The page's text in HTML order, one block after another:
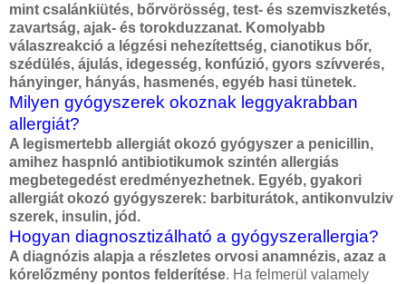
mint csalánkiütés, bőrvörösség, test- és szemviszketés,
zavartság, ajak- és torokduzzanat. Komolyabb
válaszreakció a légzési nehezítettség, cianotikus bőr,
szédülés, ájulás, idegesség, konfúzió, gyors szívverés,
hányinger, hányás, hasmenés, egyéb hasi tünetek.
Milyen gyógyszerek okoznak leggyakrabban
allergiát?
A legismertebb allergiát okozó gyógyszer a penicillin,
amihez haspnló antibiotikumok szintén allergiás
megbetegedést eredményezhetnek. Egyéb, gyakori
allergiát okozó gyógyszerek: barbiturátok, antikonvulziv
szerek, insulin, jód.
Hogyan diagnosztizálható a gyógyszerallergia?
A diagnózis alapja a részletes orvosi anamnézis, azaz a
kórelőzmény pontos felderítése. Ha felmerül valamely